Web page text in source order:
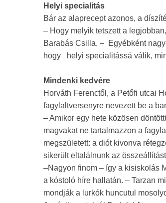
Helyi specialitás
Bár az alaprecept azonos, a
– Hogy melyik tetszett a
Barabás Csilla. – Egyébként
hogy helyi specialitássá válik,
Mindenki kedvére
Horváth Ferenctől, a Petőfi utcai
fagylaltversenyre nevezett be a
– Amikor egy hete közösen
magvakat ne tartalmazzon a
megszületett: a diót kivonva
sikerült eltalálnunk az
–Nagyon finom – így a kisiskolás
a kóstoló híre hallatán. – Tarzan
mondják a lurkók huncutul